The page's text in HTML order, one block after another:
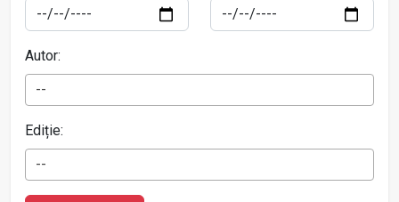
Autor:
--
Ediție:
--